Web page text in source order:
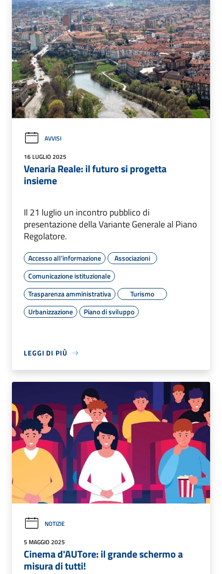
AVVISI
16 LUGLIO 2025
Venaria Reale: il futuro si progetta
insieme
Il 21 luglio un incontro pubblico di
presentazione della Variante Generale al Piano
Regolatore.
Accesso all'informazione
Associazioni
Comunicazione istituzionale
Trasparenza amministrativa
Turismo
Urbanizzazione
Piano di sviluppo
LEGGI DI PIÙ
NOTIZIE
5 MAGGIO 2025
Cinema d'AUTore: il grande schermo a
misura di tutti!